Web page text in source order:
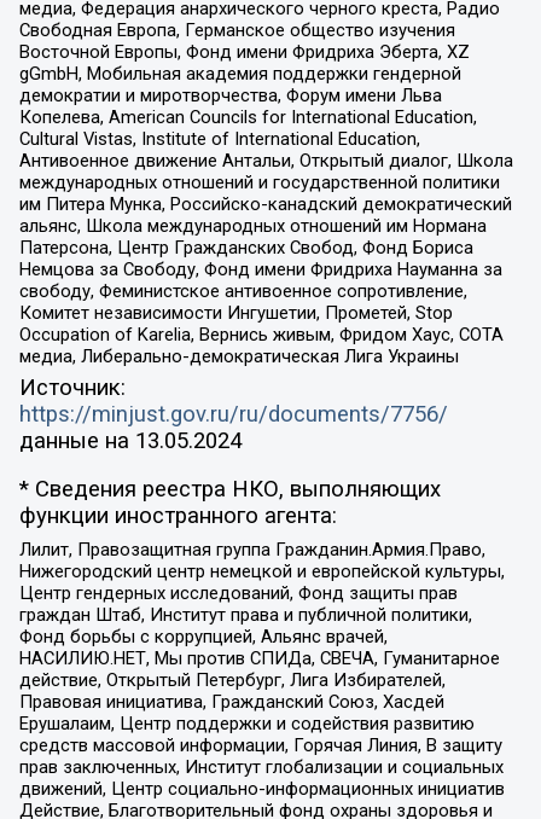
медиа, Федерация анархического черного креста, Радио
Свободная Европа, Германское общество изучения
Восточной Европы, Фонд имени Фридриха Эберта, XZ
gGmbH, Мобильная академия поддержки гендерной
демократии и миротворчества, Форум имени Льва
Копелева, American Councils for International Education,
Cultural Vistas, Institute of International Education,
Антивоенное движение Антальи, Открытый диалог, Школа
международных отношений и государственной политики
им Питера Мунка, Российско-канадский демократический
альянс, Школа международных отношений им Нормана
Патерсона, Центр Гражданских Свобод, Фонд Бориса
Немцова за Свободу, Фонд имени Фридриха Науманна за
свободу, Феминистское антивоенное сопротивление,
Комитет независимости Ингушетии, Прометей, Stop
Occupation of Karelia, Вернись живым, Фридом Хаус, СОТА
медиа, Либерально-демократическая Лига Украины
Источник:
https://minjust.gov.ru/ru/documents/7756/
данные на 13.05.2024
* Сведения реестра НКО, выполняющих
функции иностранного агента:
Лилит, Правозащитная группа Гражданин.Армия.Право,
Нижегородский центр немецкой и европейской культуры,
Центр гендерных исследований, Фонд защиты прав
граждан Штаб, Институт права и публичной политики,
Фонд борьбы с коррупцией, Альянс врачей,
НАСИЛИЮ.НЕТ, Мы против СПИДа, СВЕЧА, Гуманитарное
действие, Открытый Петербург, Лига Избирателей,
Правовая инициатива, Гражданский Союз, Хасдей
Ерушалаим, Центр поддержки и содействия развитию
средств массовой информации, Горячая Линия, В защиту
прав заключенных, Институт глобализации и социальных
движений, Центр социально-информационных инициатив
Действие, Благотворительный фонд охраны здоровья и